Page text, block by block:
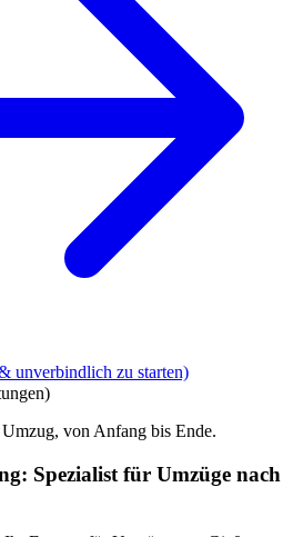
unverbindlich zu starten)
von Anfang bis Ende.
Spezialist für Umzüge nach